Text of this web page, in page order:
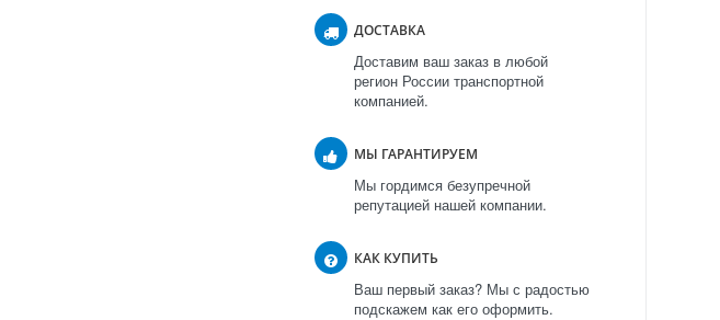
ДОСТАВКА
Доставим ваш заказ в любой
регион России транспортной
компанией.
МЫ ГАРАНТИРУЕМ
Мы гордимся безупречной
репутацией нашей компании.
КАК КУПИТЬ
Ваш первый заказ? Мы с радостью
подскажем как его оформить.